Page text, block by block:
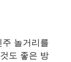
놀거리를
도 좋은 방